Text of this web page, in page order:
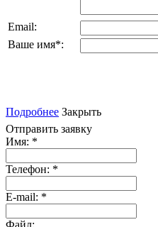
Email:
Ваше имя*:
Подробнее Закрыть
Отправить заявку
Имя: *
Телефон: *
E-mail: *
Файл: